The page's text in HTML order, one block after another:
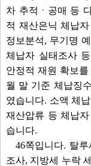
차 추적ㆍ공매 등
적 재산은닉 체납
정보분석, 무기명
체납자 실태조사
안정적 재원 확보
월 말 기준 체납징
였습니다. 소액 체
재산압류 등 체납
습니다.
46쪽입니다. 탈
조사, 지방세 누락